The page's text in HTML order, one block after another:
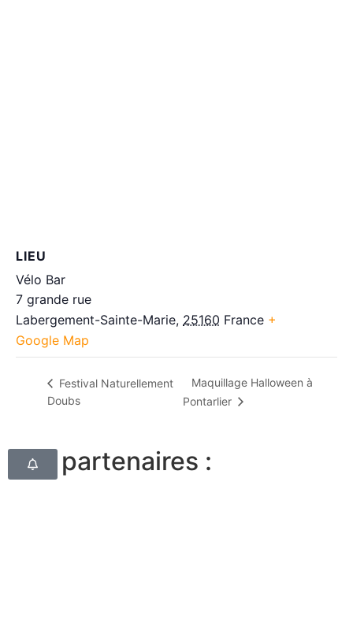
LIEU
Vélo Bar
7 grande rue
Labergement-Sainte-Marie, 25160 France +
Google Map
Festival Naturellement
Doubs
Maquillage Halloween à
Pontarlier
Nos partenaires :